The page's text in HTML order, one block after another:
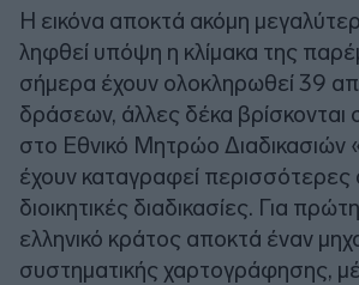
Η εικόνα αποκτά ακόμη
ληφθεί υπόψη η κλίμακα της
σήμερα έχουν ολοκληρωθεί 39
δράσεων, άλλες δέκα βρίσκονται
στο Εθνικό Μητρώο Διαδικασιών
έχουν καταγραφεί
διοικητικές διαδικασίες. Για
ελληνικό κράτος αποκτά έναν
συστηματικής χαρτογράφησης,